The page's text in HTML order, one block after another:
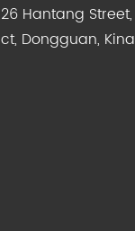
Hantang Street,
Dongguan, Kina